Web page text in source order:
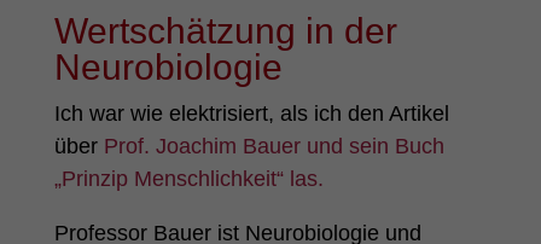
Wertschätzung in der
Neurobiologie
Ich war wie elektrisiert, als ich den Artikel
überProf. Joachim Bauer und sein Buch
„Prinzip Menschlichkeit“ las.
Professor Bauer ist Neurobiologie und